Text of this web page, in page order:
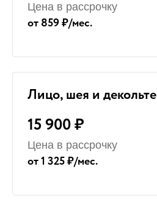
Цена в рассрочку
от 859 ₽/мес.
Лицо, шея и декольте
15 900 ₽
Цена в рассрочку
от 1 325 ₽/мес.